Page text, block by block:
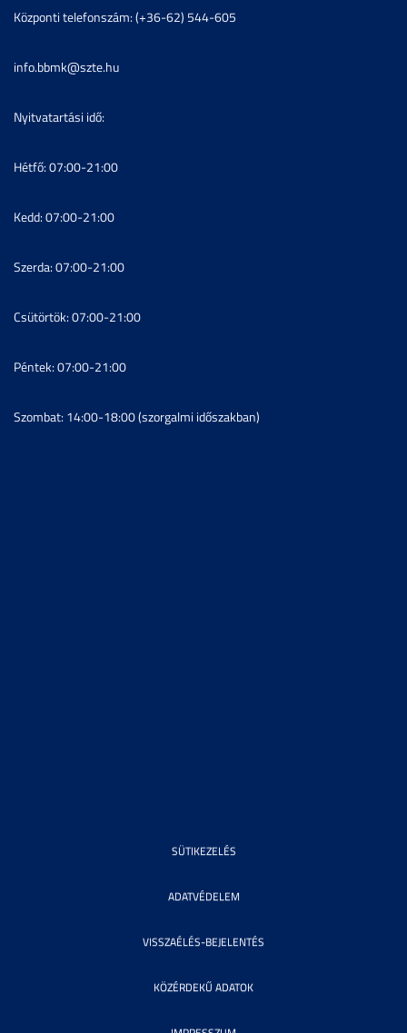
Központi telefonszám: (+36-62) 544-605
info.bbmk@szte.hu
Nyitvatartási idő:
Hétfő: 07:00-21:00
Kedd: 07:00-21:00
Szerda: 07:00-21:00
Csütörtök: 07:00-21:00
Péntek: 07:00-21:00
Szombat: 14:00-18:00 (szorgalmi időszakban)
SÜTIKEZELÉS
ADATVÉDELEM
VISSZAÉLÉS-BEJELENTÉS
KÖZÉRDEKŰ ADATOK